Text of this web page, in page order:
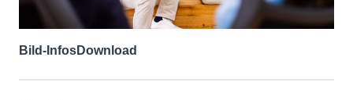
Bild-InfosDownload